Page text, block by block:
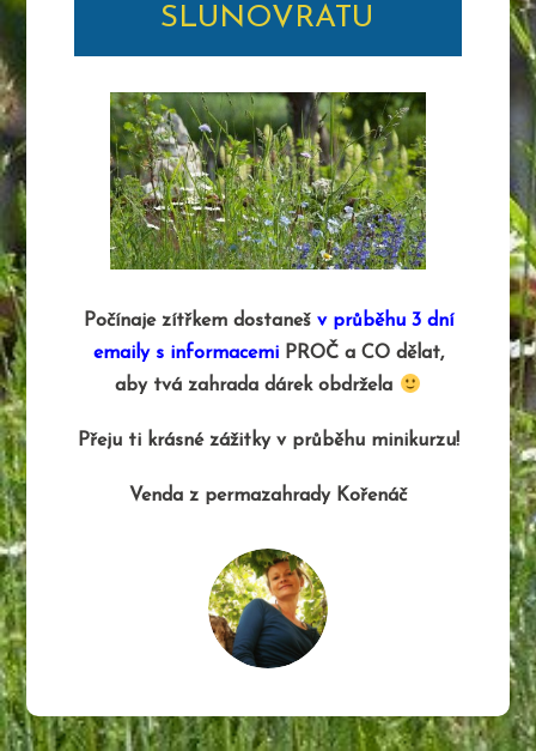
SLUNOVRATU
Počínaje zítřkem dostanešv průběhu 3 dní
emaily s informacemiPROČ a CO dělat,
aby tvá zahrada dárek obdržela
Přeju ti krásné zážitky v průběhu minikurzu!
Venda z permazahrady Kořenáč